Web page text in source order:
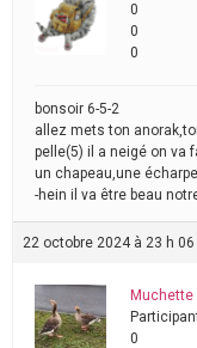
0
0
0
bonsoir 6-5-2
allez mets ton
pelle(5) il a neigé on va
un chapeau,une
-hein il va être beau
22 octobre 2024 à 23 h
Muchette
0